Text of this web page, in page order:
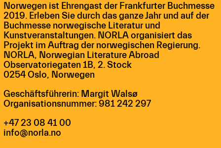
Norwegen ist Ehrengast der Frankfurter Buchmesse
2019. Erleben Sie durch das ganze Jahr und auf der
Buchmesse norwegische Literatur und
Kunstveranstaltungen. NORLA organisiert das
Projekt im Auftrag der norwegischen Regierung.
NORLA, Norwegian Literature Abroad
Observatoriegaten 1B, 2. Stock
0254 Oslo, Norwegen
Geschäftsführerin: Margit Walsø
Organisationsnummer: 981 242 297
+47 23 08 41 00
info@norla.no